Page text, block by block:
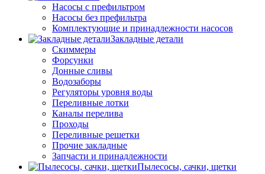
Насосы с префильтром
Насосы без префильтра
Комплектующие и принадлежности насосов
Закладные детали
Скиммеры
Форсунки
Донные сливы
Водозаборы
Регуляторы уровня воды
Переливные лотки
Каналы перелива
Проходы
Переливные решетки
Прочие закладные
Запчасти и принадлежности
Пылесосы, сачки, щетки